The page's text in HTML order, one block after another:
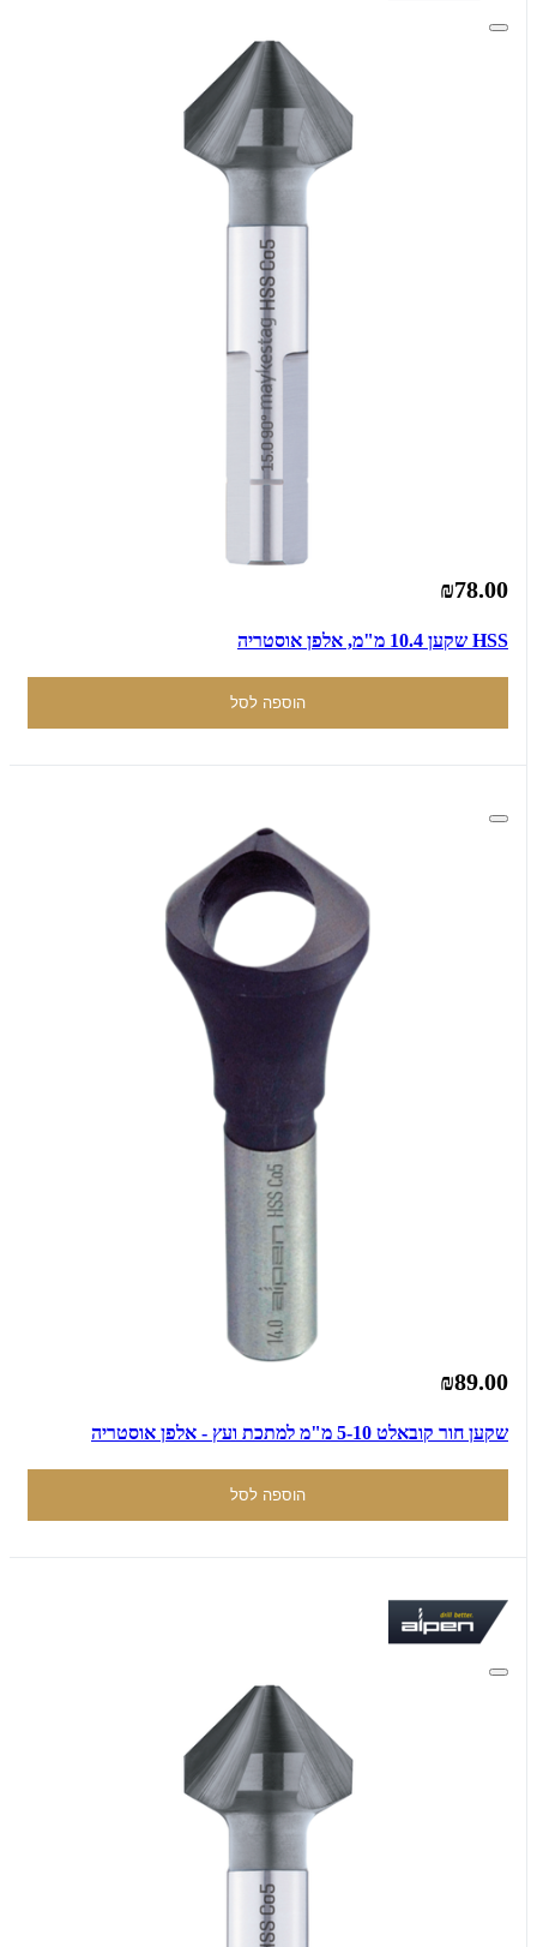
₪78.00
HSS שקען 10.4 מ"מ, אלפן אוסטריה
הוספה לסל
₪89.00
שקען חור קובאלט 5-10 מ"מ למתכת ועץ - אלפן אוסטריה
הוספה לסל